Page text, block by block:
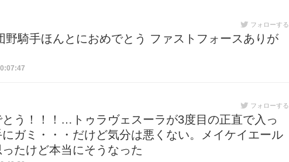
フォローする
騎手ほんとにおめでとう ファストフォースありが
フォローする
う！！！…トゥラヴェスーラが3度目の正直で入っ
ガミ・・・だけど気分は悪くない。メイケイエール
たけど本当にそうなった